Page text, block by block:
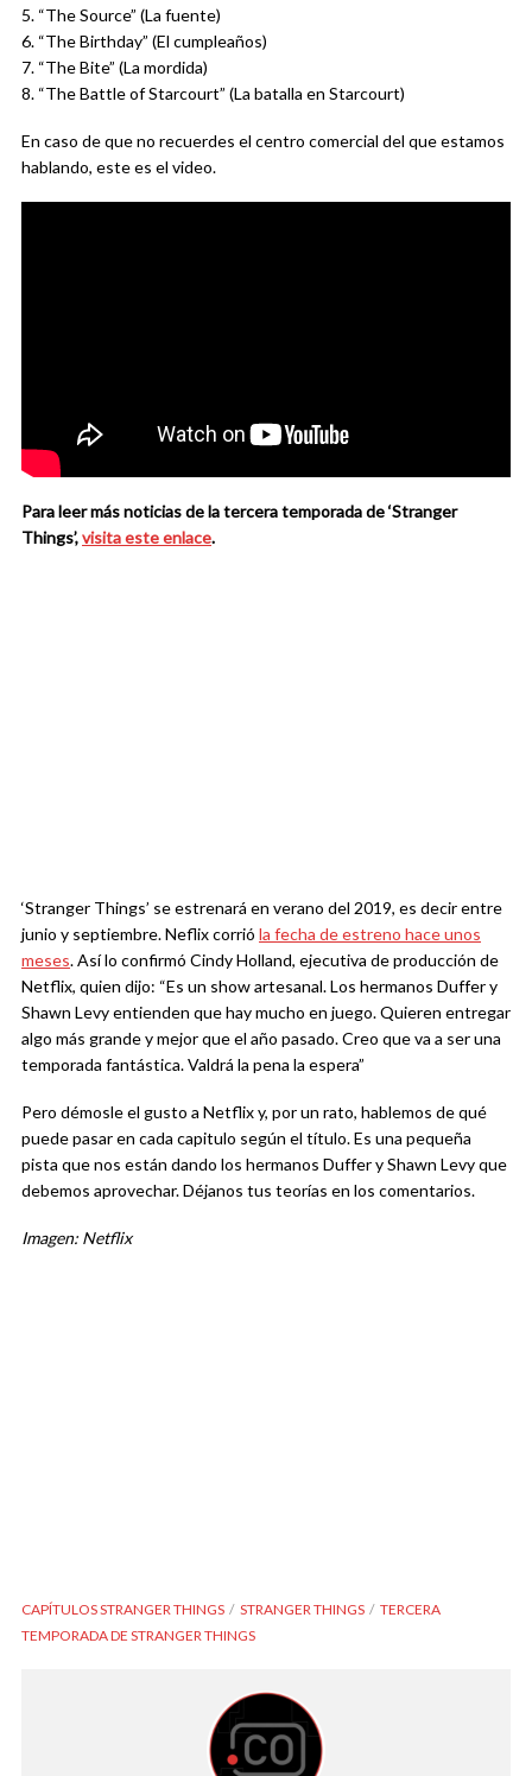
5. “The Source” (La fuente)
6. “The Birthday” (El cumpleaños)
7. “The Bite” (La mordida)
8. “The Battle of Starcourt” (La batalla en Starcourt)
En caso de que no recuerdes el centro comercial del que estamos
hablando, este es el video.
Para leer más noticias de la tercera temporada de ‘Stranger
Things’,visita este enlace.
‘Stranger Things’ se estrenará en verano del 2019, es decir entre
junio y septiembre. Neflix corrió la fecha de estreno hace unos
meses. Así lo confirmó Cindy Holland, ejecutiva de producción de
Netflix, quien dijo: “Es un show artesanal. Los hermanos Duffer y
Shawn Levy entienden que hay mucho en juego. Quieren entregar
algo más grande y mejor que el año pasado. Creo que va a ser una
temporada fantástica. Valdrá la pena la espera”
Pero démosle el gusto a Netflix y, por un rato, hablemos de qué
puede pasar en cada capitulo según el título. Es una pequeña
pista que nos están dando los hermanos Duffer y Shawn Levy que
debemos aprovechar. Déjanos tus teorías en los comentarios.
Imagen: Netflix
CAPÍTULOS STRANGER THINGS STRANGER THINGS
TERCERA
TEMPORADA DE STRANGER THINGS